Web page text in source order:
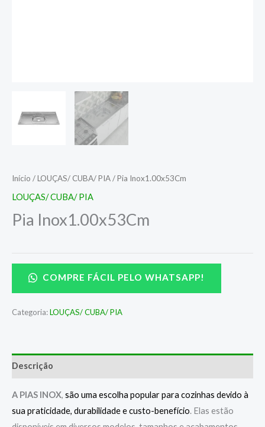
Início /LOUÇAS/ CUBA/ PIA/ Pia Inox1.00x53Cm
LOUÇAS/ CUBA/ PIA
Pia Inox1.00x53Cm
COMPRE FÁCIL PELO WHATSAPP!
Categoria:LOUÇAS/ CUBA/ PIA
Descrição
A PIAS INOX, são uma escolha popular para cozinhas devido à
sua praticidade, durabilidade e custo-benefício. Elas estão